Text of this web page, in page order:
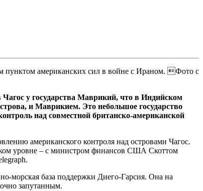
пунктом американских сил в войне с Ираном. Фото с
у государства Маврикий, что в Индийском
и Маврикием. Это небольшое государство
над совместной британско-американской
американского контроля над островами Чагос.
уровне – с министром финансов США Скоттом
морская база поддержки Диего-Гарсия. Она на
запутанным.